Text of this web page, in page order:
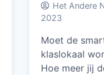
Het Andere
2023
Moet de
klaslokaal
Hoe meer jij